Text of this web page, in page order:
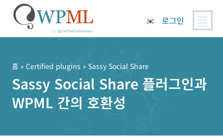
로그인
홈 » Certified plugins » Sassy Social Share
Sassy Social Share 플러그인과
WPML 간의 호환성